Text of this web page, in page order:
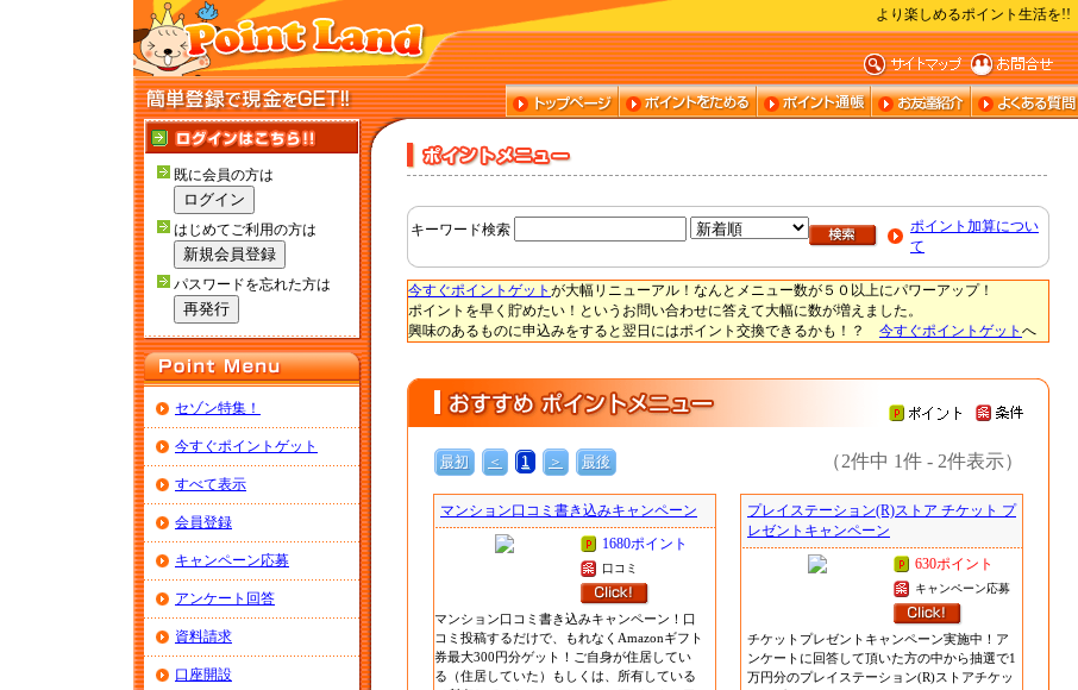
より楽しめるポイント生活を!!
既に会員の方は
はじめてご利用の方は
パスワードを忘れた方は
セゾン特集！
今すぐポイントゲット
すべて表示
会員登録
キャンペーン応募
アンケート回答
資料請求
口座開設
キーワード検索
ポイント加算につい
て
今すぐポイントゲット が大幅リニューアル！なんとメニュー数が５０以上にパワーアップ！
ポイントを早く貯めたい！というお問い合わせに答えて大幅に数が増えました。
興味のあるものに申込みをすると翌日にはポイント交換できるかも！？ 今すぐポイントゲット へ
最初 ＜ 1 ＞ 最後 （2件中 1件 - 2件表示）
マンション口コミ書き込みキャンペーン
1680ポイント
口コミ
マンション口コミ書き込みキャンペーン！口
コミ投稿するだけで、もれなくAmazonギフト
券最大300円分ゲット！ご自身が住居してい
る（住居していた）もしくは、所有している
プレイステーション(R)ストア チケット プ
レゼントキャンペーン
630ポイント
キャンペーン応募
チケットプレゼントキャンペーン実施中！ア
ンケートに回答して頂いた方の中から抽選で1
万円分のプレイステーション(R)ストアチケッ